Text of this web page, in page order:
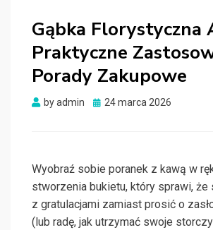
Gąbka Florystyczna
Praktyczne
Porady Zakupowe
byadmin
Posted
24 marca 2026
Wyobraź sobie poranek z kawą w
stworzenia bukietu, który sprawi, że
z gratulacjami zamiast prosić o
(lub radę, jak utrzymać swoje